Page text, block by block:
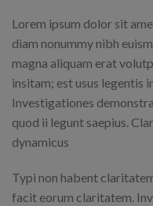
Lorem ipsum dolor sit
diam nonummy nibh
magna aliquam erat
insitam; est usus legentis
Investigationes
quod ii legunt saepius.
dynamicus
Typi non habent
facit eorum claritatem.